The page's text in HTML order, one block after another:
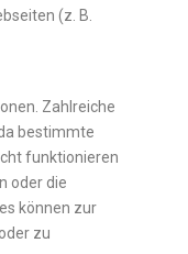
(z. B.
Zahlreiche
bestimmte
funktionieren
oder die
können zur
zu